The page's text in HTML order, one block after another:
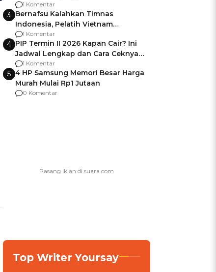
Usai Jadi Brigjen
1 Komentar
3 Bernafsu Kalahkan Timnas
Indonesia, Pelatih Vietnam
Berencana Pakai Jimat di Pakansari
1 Komentar
4 PIP Termin II 2026 Kapan Cair? Ini
Jadwal Lengkap dan Cara Ceknya
agar Dana Tidak Hangus!
1 Komentar
5 4 HP Samsung Memori Besar Harga
Murah Mulai Rp1 Jutaan
0 Komentar
Top Writer Yoursay